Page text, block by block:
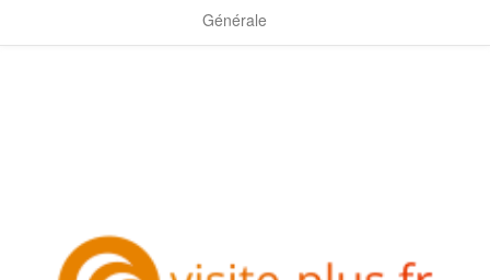
Générale